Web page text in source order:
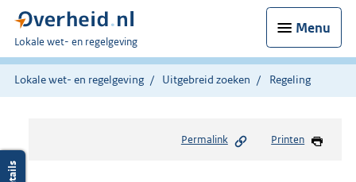
Menu
U
bent
hier:
Lokale wet- en regelgeving
Lokale wet- en regelgeving Uitgebreid zoeken Regeling
Permalink Printen